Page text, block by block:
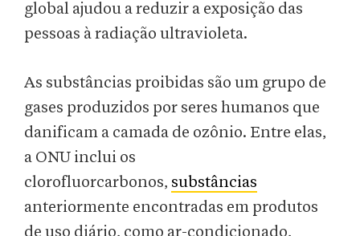
global ajudou a reduzir a exposição das
pessoas à radiação ultravioleta.
As substâncias proibidas são um grupo de
gases produzidos por seres humanos que
danificam a camada de ozônio. Entre elas,
a ONU inclui os
clorofluorcarbonos, substâncias
anteriormente encontradas em produtos
de uso diário, como ar-condicionado,